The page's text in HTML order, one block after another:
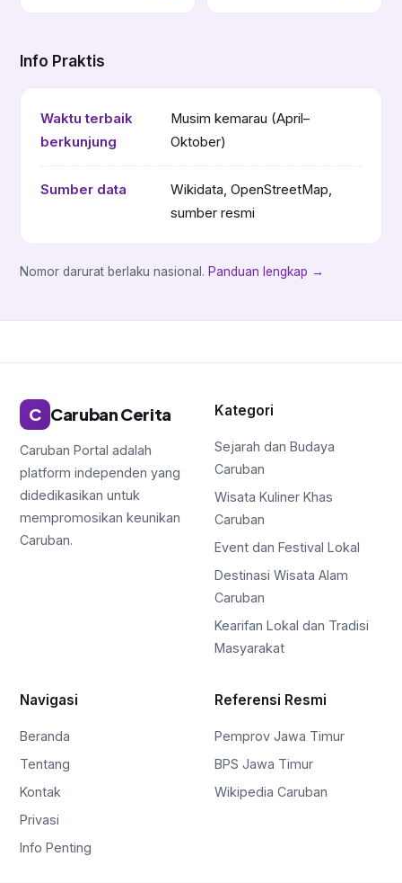
Info Praktis
Waktu terbaik
berkunjung
Musim kemarau (April–
Oktober)
Sumber data
Wikidata, OpenStreetMap,
sumber resmi
Nomor darurat berlaku nasional. Panduan lengkap →
C Caruban Cerita
Caruban Portal adalah
platform independen yang
didedikasikan untuk
mempromosikan keunikan
Caruban.
Kategori
Sejarah dan Budaya
Caruban
Wisata Kuliner Khas
Caruban
Event dan Festival Lokal
Destinasi Wisata Alam
Caruban
Kearifan Lokal dan Tradisi
Masyarakat
Navigasi
Beranda
Tentang
Kontak
Privasi
Info Penting
Referensi Resmi
Pemprov Jawa Timur
BPS Jawa Timur
Wikipedia Caruban